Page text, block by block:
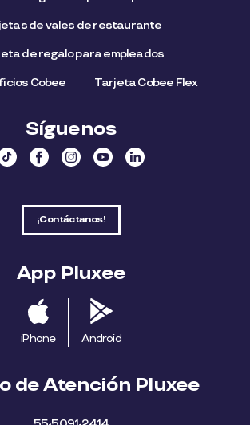
de vales de restaurante
de regalo para empleados​
Cobee Tarjeta Cobee Flex
Síguenos
¡Contáctanos!
App Pluxee
iPhone Android
de Atención Pluxee